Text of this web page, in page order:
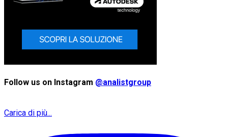
Follow us on Instagram @analistgroup
Carica di più...